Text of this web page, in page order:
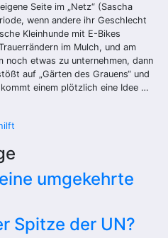
Seite im „Netz“ (Sascha
wenn andere ihr Geschlecht
Kleinhunde mit E-Bikes
im Mulch, und am
noch etwas zu unternehmen, dann
auf „Gärten des Grauens“ und
einem plötzlich eine Idee …
umgekehrte
Spitze der UN?